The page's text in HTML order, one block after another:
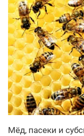
Мёд, пасеки и